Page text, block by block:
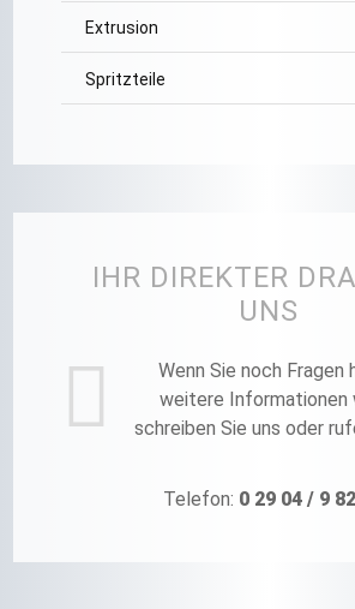
Extrusion
Spritzteile
IHR DIREKTER
UNS
Wenn Sie noch Fragen
weitere Informationen
schreiben Sie uns oder
Telefon: 0 29 04 / 9